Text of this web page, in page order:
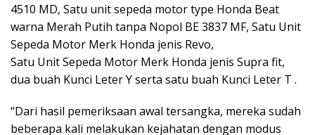
4510 MD, Satu unit sepeda motor type Honda Beat
warna Merah Putih tanpa Nopol BE 3837 MF, Satu Unit
Sepeda Motor Merk Honda jenis Revo,
Satu Unit Sepeda Motor Merk Honda jenis Supra fit,
dua buah Kunci Leter Y serta satu buah Kunci Leter T .
“Dari hasil pemeriksaan awal tersangka, mereka sudah
beberapa kali melakukan kejahatan dengan modus